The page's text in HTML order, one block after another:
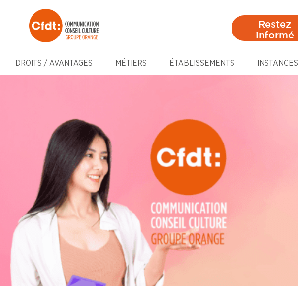
Restez
informé
DROITS / AVANTAGES MÉTIERS ÉTABLISSEMENTS INSTANCES